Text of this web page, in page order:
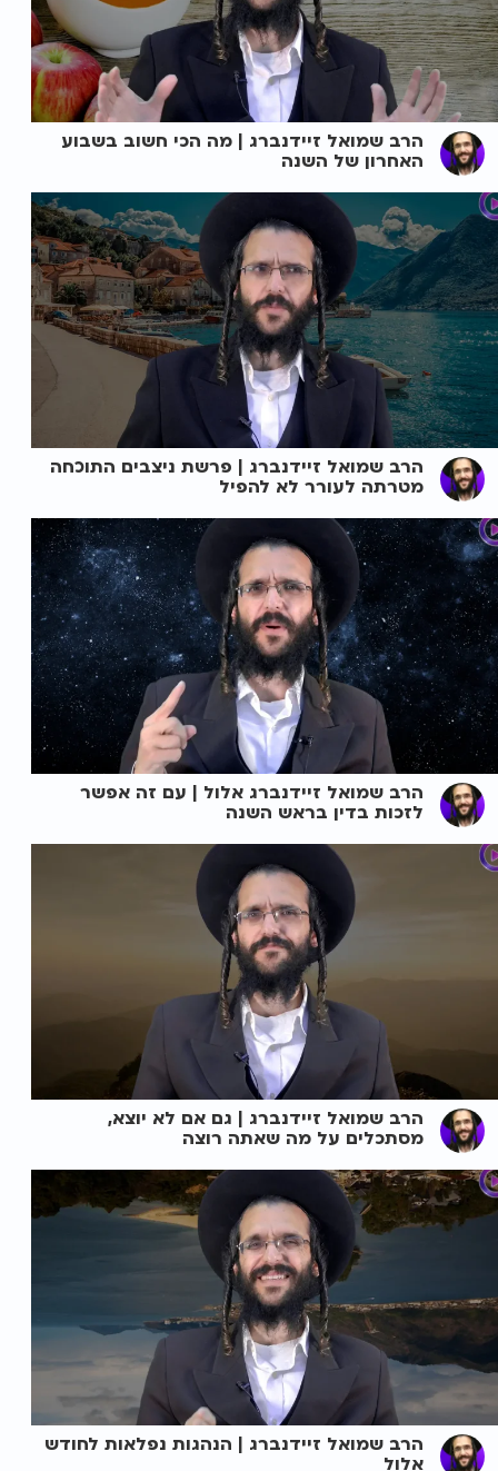
הרב שמואל זיידנברג | מה הכי חשוב בשבוע
האחרון של השנה
הרב שמואל זיידנברג | פרשת ניצבים התוכחה
מטרתה לעורר לא להפיל
הרב שמואל זיידנברג אלול | עם זה אפשר
לזכות בדין בראש השנה
הרב שמואל זיידנברג | גם אם לא יוצא,
מסתכלים על מה שאתה רוצה
הרב שמואל זיידנברג | הנהגות נפלאות לחודש
אלול